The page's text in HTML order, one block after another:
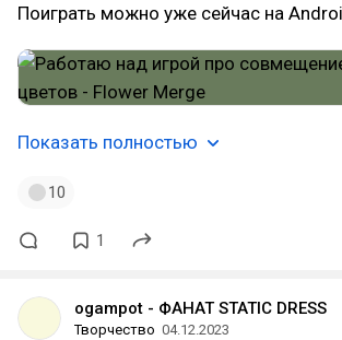
Поиграть можно уже сейчас на
Показать полностью
10
1
ogampot - ФАНАТ STATIC DRESS
Творчество 04.12.2023